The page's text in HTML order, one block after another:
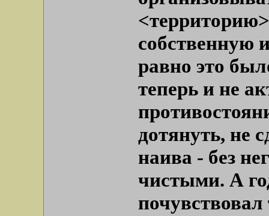
собственную
равно это
теперь и не
дотянуть, не
наива - без
чистыми. А
почувствовал